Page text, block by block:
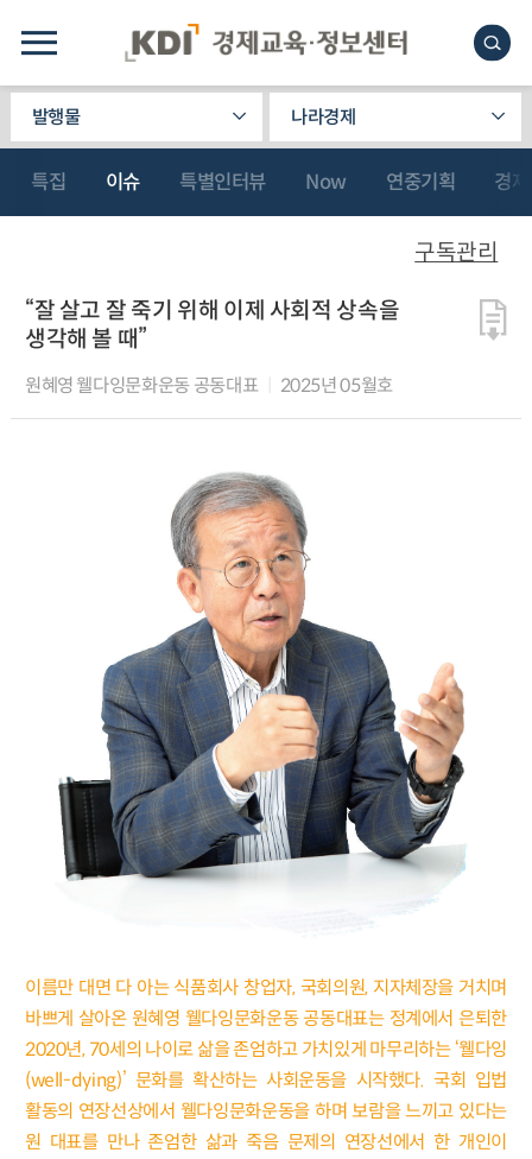
발행물 나라경제
특집 이슈 특별인터뷰 Now 연중기획 경
“잘 살고 잘 죽기 위해 이제 사회적 상속을
생각해 볼 때”
원혜영 웰다잉문화운동 공동대표 2025년 05월호
이름만 대면 다 아는 식품회사 창업자, 국회의원, 지자체장을 거치며
바쁘게 살아온 원혜영 웰다잉문화운동 공동대표는 정계에서 은퇴한
2020년, 70세의 나이로 삶을 존엄하고 가치있게 마무리하는 ‘웰다잉
(well-dying)’ 문화를 확산하는 사회운동을 시작했다. 국회 입법
활동의 연장선상에서 웰다잉문화운동을 하며 보람을 느끼고 있다는
원 대표를 만나 존엄한 삶과 죽음 문제의 연장선에서 한 개인이
구독관리